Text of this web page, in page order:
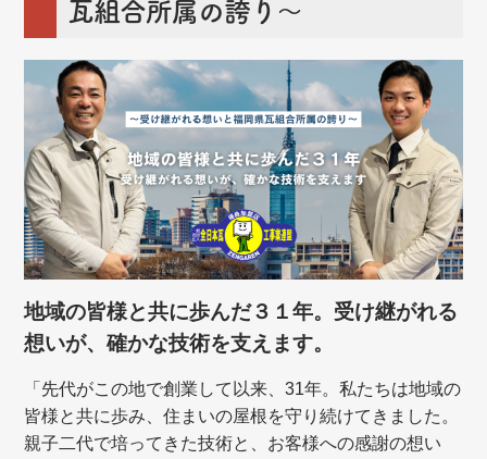
瓦組合所属の誇り～
地域の皆様と共に歩んだ３１年。受け継がれる
想いが、確かな技術を支えます。
「先代がこの地で創業して以来、31年。私たちは地域の
皆様と共に歩み、住まいの屋根を守り続けてきました。
親子二代で培ってきた技術と、お客様への感謝の想い